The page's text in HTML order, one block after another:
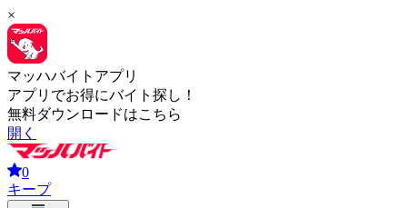
×
マッハバイトアプリ
アプリでお得にバイト探し！
無料ダウンロードはこちら
開く
0
キープ